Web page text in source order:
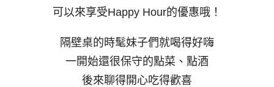
可以來享受Happy Hour的優惠哦！
隔壁桌的時髦妹子們就喝得好嗨
一開始還很保守的點菜、點酒
後來聊得開心吃得歡喜